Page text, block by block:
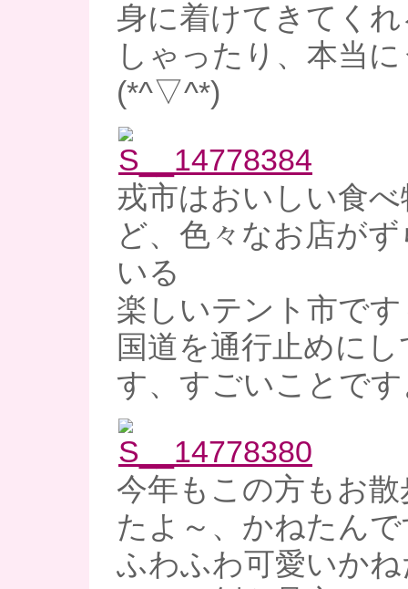
身に着けてきてく
しゃったり、本当
(*^▽^*)
戎市はおいしい食
ど、色々なお店が
いる
楽しいテント市で
国道を通行止めに
す、すごいことで
今年もこの方もお
たよ～、かねたんで
ふわふわ可愛いか